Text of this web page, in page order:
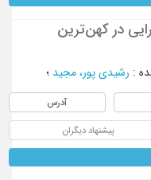
در کهن‌ترین
: رشیدی پور، مجید؛
آدرس
پیشنهاد دیگران